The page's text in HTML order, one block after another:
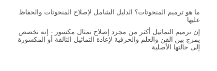
ما هو ترميم المنحوتات؟ الدليل الشامل لإصلاح المنحوتات والحفاظ
عليها
إن ترميم التماثيل أكثر من مجرد إصلاح تمثال مكسور - إنه تخصص
يمزج بين الفن والعلم والحرفية لإعادة التماثيل التالفة أو المكسورة
إلى حالتها الأصلية.